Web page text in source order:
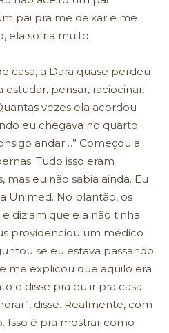
pai pra me deixar e me
ela sofria muito.
casa, a Dara quase perdeu
estudar, pensar, raciocinar.
vezes ela acordou
eu chegava no quarto
andar…” Começou a
Tudo isso eram
mas eu não sabia ainda. Eu
Unimed. No plantão, os
diziam que ela não tinha
providenciou um médico
se eu estava passando
me explicou que aquilo era
e disse pra eu ir pra casa.
disse. Realmente, com
Isso é pra mostrar como